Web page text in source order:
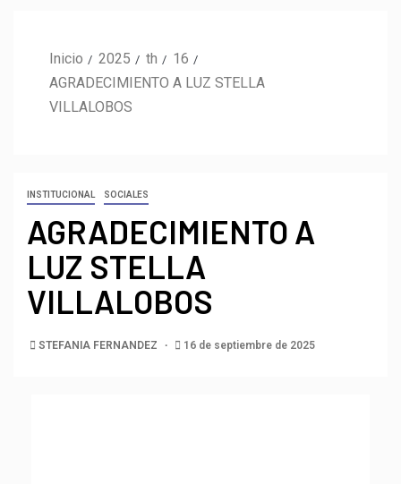
Inicio 2025 th
16
AGRADECIMIENTO A LUZ STELLA
VILLALOBOS
INSTITUCIONAL SOCIALES
AGRADECIMIENTO A
LUZ STELLA
VILLALOBOS
STEFANIA FERNANDEZ 16 de septiembre de 2025